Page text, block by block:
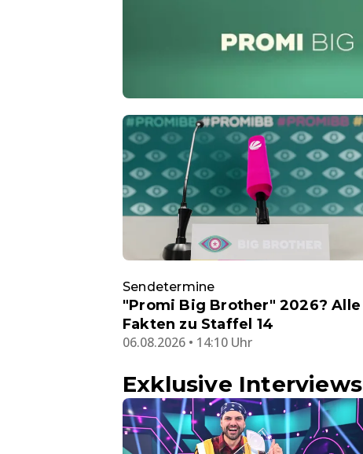
Sendetermine
"Promi Big Brother" 2026? Alle
Fakten zu Staffel 14
06.08.2026 • 14:10 Uhr
Exklusive Interviews